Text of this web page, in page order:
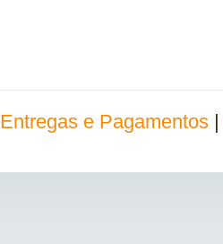
Entregas e Pagamentos